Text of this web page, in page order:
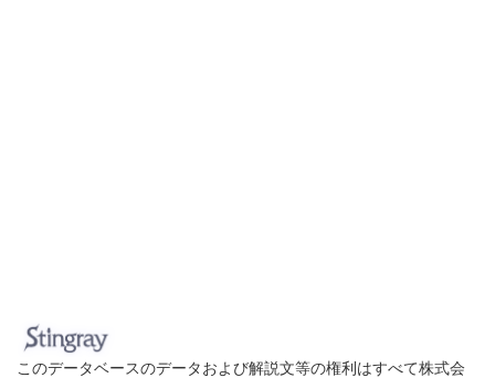
このデータベースのデータおよび解説文等の権利はすべて株式会